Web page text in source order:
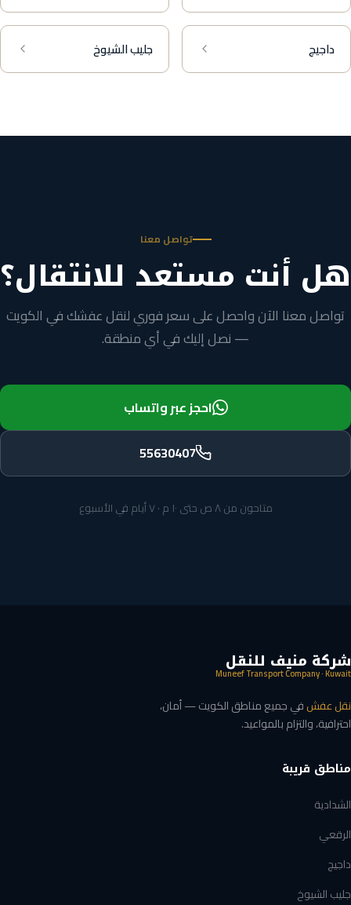
داجيج جليب الشيوخ
تواصل معنا
هل أنت مستعد للانتقال؟
تواصل معنا الآن واحصل على سعر فوري لنقل عفشك في الكويت
— نصل إليك في أي منطقة.
احجز عبر واتساب
55630407
متاحون من ٨ ص حتى ١٠ م · ٧ أيام في الأسبوع
شركة منيف للنقل
Muneef Transport Company · Kuwait
نقل عفشفي جميع مناطق الكويت — أمان،
احترافية، والتزام بالمواعيد.
مناطق قريبة
الشدادية
الرقعي
داجيج
جليب الشيوخ